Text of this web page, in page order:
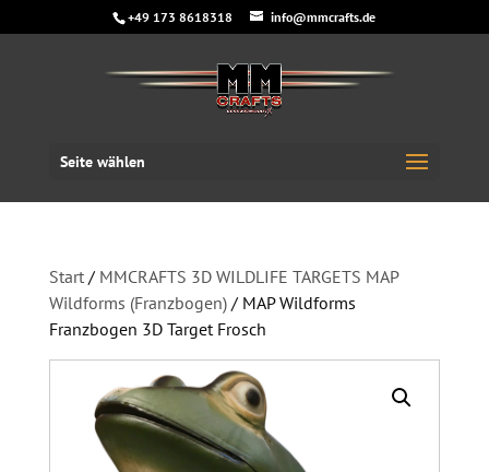
+49 173 8618318 info@mmcrafts.de
Seite wählen
Start/ MMCRAFTS 3D WILDLIFE TARGETS MAP
Wildforms (Franzbogen)/ MAP Wildforms
Franzbogen 3D Target Frosch